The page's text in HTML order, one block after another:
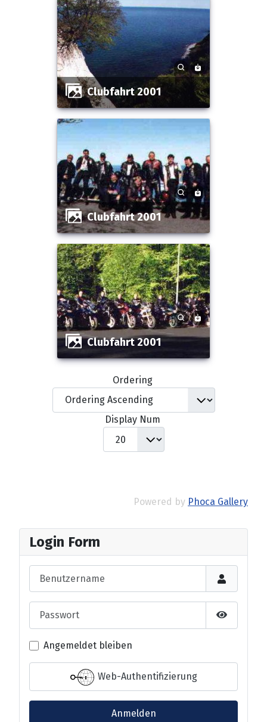
Clubfahrt 2001
Clubfahrt 2001
Clubfahrt 2001
Ordering
Display Num
Powered by Phoca Gallery
Login Form
Passwort
Angemeldet bleiben
Web-Authentifizierung
Anmelden